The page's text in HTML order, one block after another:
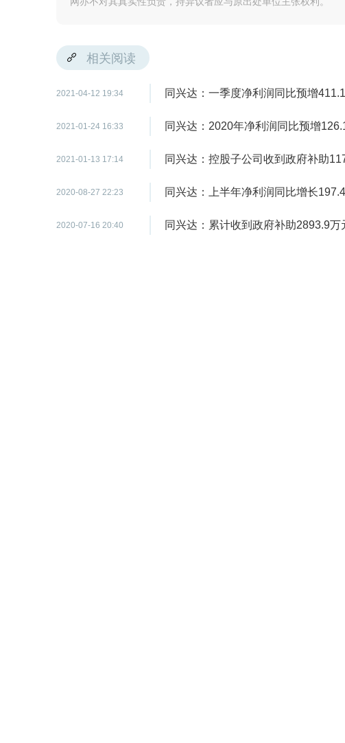
相关阅读
2021-04-12 19:34 同兴达：一季度净利润同比预增
2021-01-24 16:33 同兴达：2020年净利润同比预增
2021-01-13 17:14 同兴达：控股子公司收到政府补助
2020-08-27 22:23 同兴达：上半年净利润同比增长
2020-07-16 20:40 同兴达：累计收到政府补助2893.9万